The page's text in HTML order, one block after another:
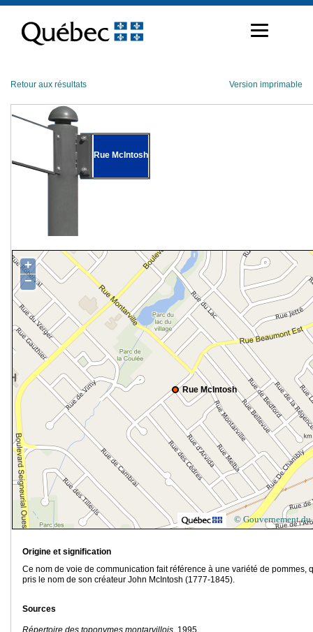
contenu
Retour aux résultats Version imprimable
Rue McIntosh
Rue McIntosh
+
−
© Gouvernement du
Origine et signification
Ce nom de voie de communication fait référence à une variété de pommes,
pris le nom de son créateur John McIntosh (1777-1845).
Sources
Répertoire des toponymes montarvillois, 1995.